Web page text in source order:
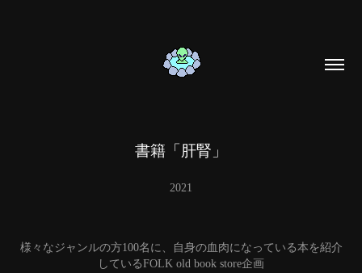
書籍「肝腎」
2021
様々なジャンルの方100名に、自身の血肉になっている本を紹介
しているFOLK old book store企画